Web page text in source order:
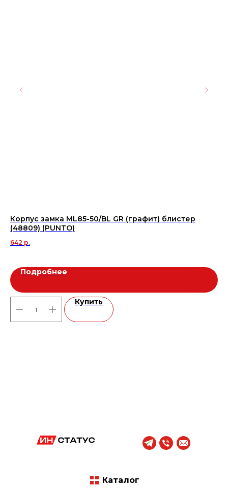
Корпус замка ML85-50/BL GR (графит) блистер
(48809) (PUNTO)
642 р.
Подробнее
Купить
Каталог